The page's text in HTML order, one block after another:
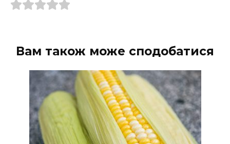
Вам також може сподобатися